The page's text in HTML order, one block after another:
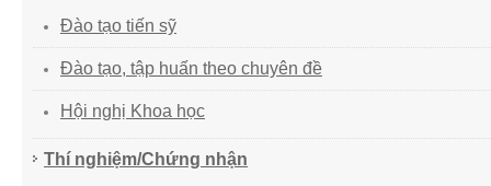
Đào tạo tiến sỹ
Đào tạo, tập huấn theo chuyên đề
Hội nghị Khoa học
Thí nghiệm/Chứng nhận